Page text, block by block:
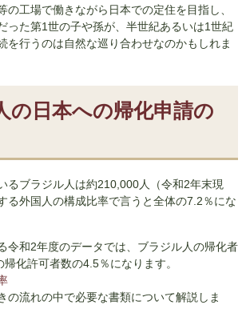
の工場で働きながら日本での定住を目指し、
った第1世の子や孫が、半世紀あるいは1世紀
を行うのは自然な巡り合わせなのかもしれま
の日本への帰化申請の
るブラジル人は約210,000人（令和2年末現
る外国人の構成比率で言うと全体の7.2％にな
令和2年度のデータでは、ブラジル人の帰化者
化許可者数の4.5％になります。
の流れの中で必要な書類について解説しま